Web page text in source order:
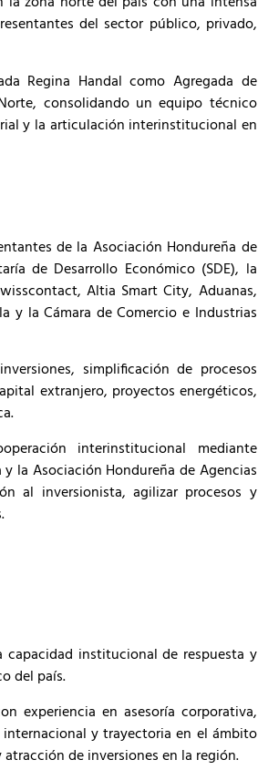
del sector público, privado,
Regina Handal como Agregada de
consolidando un equipo técnico
y la articulación interinstitucional en
de la Asociación Hondureña de
de Desarrollo Económico (SDE), la
Altia Smart City, Aduanas,
y la Cámara de Comercio e Industrias
simplificación de procesos
extranjero, proyectos energéticos,
interinstitucional mediante
la Asociación Hondureña de Agencias
al inversionista, agilizar procesos y
institucional de respuesta y
del país.
experiencia en asesoría corporativa,
y trayectoria en el ámbito
de inversiones en la región.